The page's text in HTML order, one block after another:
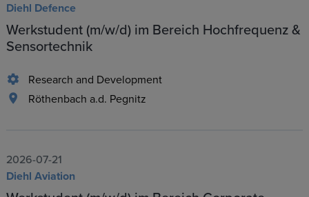
Diehl Defence
Werkstudent (m/w/d) im Bereich Hochfrequenz &
Sensortechnik
Research and Development
Röthenbach a.d. Pegnitz
2026-07-21
Diehl Aviation